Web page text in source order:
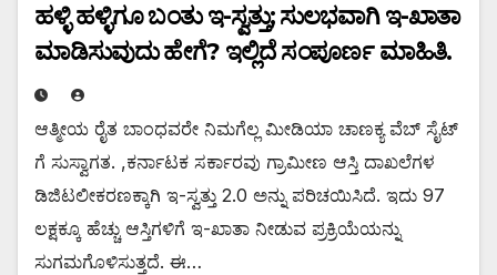
ಹಳ್ಳಿ ಹಳ್ಳಿಗೂ ಬಂತು ಇ-ಸ್ವತ್ತು; ಸುಲಭವಾಗಿ ಇ-ಖಾತಾ
ಮಾಡಿಸುವುದು ಹೇಗೆ? ಇಲ್ಲಿದೆ ಸಂಪೂರ್ಣ ಮಾಹಿತಿ.
ಆತ್ಮೀಯ ರೈತ ಬಾಂಧವರೇ ನಿಮಗೆಲ್ಲ ಮೀಡಿಯಾ ಚಾಣಕ್ಯ ವೆಬ್ ಸೈಟ್
ಗೆ ಸುಸ್ವಾಗತ. ,ಕರ್ನಾಟಕ ಸರ್ಕಾರವು ಗ್ರಾಮೀಣ ಆಸ್ತಿ ದಾಖಲೆಗಳ
ಡಿಜಿಟಲೀಕರಣಕ್ಕಾಗಿ ಇ-ಸ್ವತ್ತು 2.0 ಅನ್ನು ಪರಿಚಯಿಸಿದೆ. ಇದು 97
ಲಕ್ಷಕ್ಕೂ ಹೆಚ್ಚು ಆಸ್ತಿಗಳಿಗೆ ಇ-ಖಾತಾ ನೀಡುವ ಪ್ರಕ್ರಿಯೆಯನ್ನು
ಸುಗಮಗೊಳಿಸುತ್ತದೆ. ಈ…